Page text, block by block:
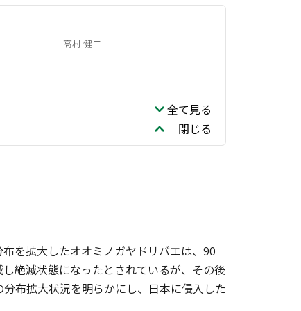
高村 健二
全て見る
閉じる
を拡大したオオミノガヤドリバエは、90
絶滅状態になったとされているが、その後
布拡大状況を明らかにし、日本に侵入した